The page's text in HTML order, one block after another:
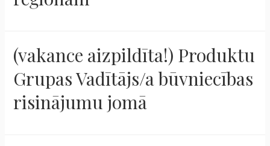
(vakance aizpildīta!) Produktu
Grupas Vadītājs/a būvniecības
risinājumu jomā